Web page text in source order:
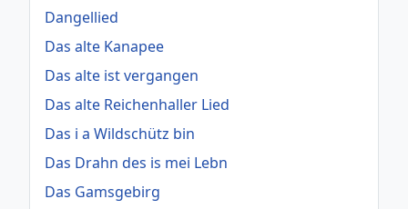
Dangellied
Das alte Kanapee
Das alte ist vergangen
Das alte Reichenhaller Lied
Das i a Wildschütz bin
Das Drahn des is mei Lebn
Das Gamsgebirg